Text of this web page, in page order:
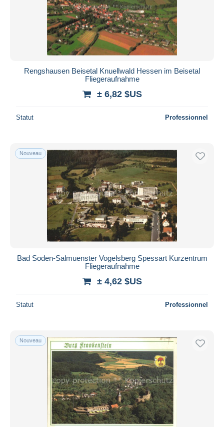
Rengshausen Beisetal Knuellwald Hessen im Beisetal
Fliegeraufnahme
± 6,82 $US
Statut Professionnel
Nouveau
Bad Soden-Salmuenster Vogelsberg Spessart Kurzentrum
Fliegeraufnahme
± 4,62 $US
Statut Professionnel
Nouveau